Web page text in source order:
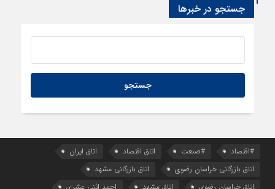
جستجو در خبرها
#اقتصاد #صنعت اتاق اقتصاد
اتاق ایران
اتاق بازرگانی خراسان رضوی
اتاق بازرگانی مشهد
اتاق خراسان رضوی
اتاق مشهد احمد اثنی عشری